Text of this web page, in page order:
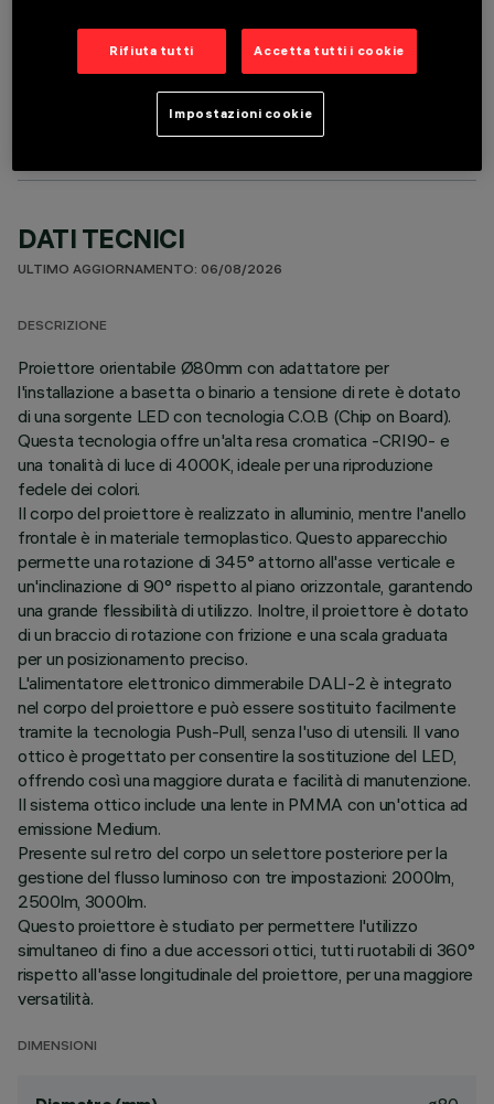
COMPONENTI OPZIONALI
DATI TECNICI
ULTIMO AGGIORNAMENTO: 06/08/2026
DESCRIZIONE
Proiettore orientabile Ø80mm con adattatore per
l'installazione a basetta o binario a tensione di rete è dotato
di una sorgente LED con tecnologia C.O.B (Chip on Board).
Questa tecnologia offre un'alta resa cromatica -CRI90- e
una tonalità di luce di 4000K, ideale per una riproduzione
fedele dei colori.
Il corpo del proiettore è realizzato in alluminio, mentre l'anello
frontale è in materiale termoplastico. Questo apparecchio
permette una rotazione di 345° attorno all'asse verticale e
un'inclinazione di 90° rispetto al piano orizzontale, garantendo
una grande flessibilità di utilizzo. Inoltre, il proiettore è dotato
di un braccio di rotazione con frizione e una scala graduata
per un posizionamento preciso.
L'alimentatore elettronico dimmerabile DALI-2 è integrato
nel corpo del proiettore e può essere sostituito facilmente
tramite la tecnologia Push-Pull, senza l'uso di utensili. Il vano
ottico è progettato per consentire la sostituzione del LED,
offrendo così una maggiore durata e facilità di manutenzione.
Il sistema ottico include una lente in PMMA con un'ottica ad
emissione Medium.
Presente sul retro del corpo un selettore posteriore per la
gestione del flusso luminoso con tre impostazioni: 2000lm,
2500lm, 3000lm.
Questo proiettore è studiato per permettere l'utilizzo
simultaneo di fino a due accessori ottici, tutti ruotabili di 360°
rispetto all'asse longitudinale del proiettore, per una maggiore
versatilità.
DIMENSIONI
Rifiuta tutti Accetta tutti i cookie
Impostazioni cookie